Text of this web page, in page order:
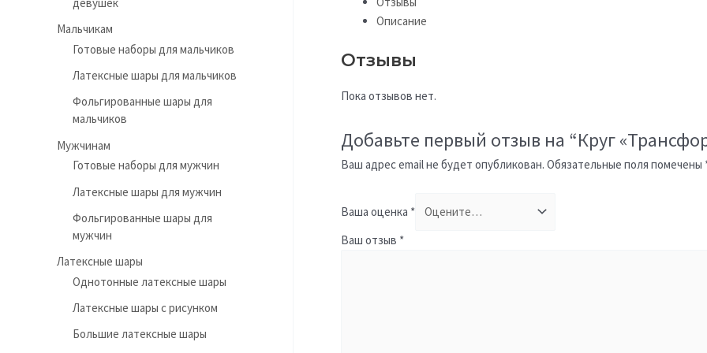
Мальчикам
Готовые наборы для мальчиков
Латексные шары для мальчиков
Фольгированные шары для
мальчиков
Мужчинам
Готовые наборы для мужчин
Латексные шары для мужчин
Фольгированные шары для
мужчин
Латексные шары
Однотонные латексные шары
Латексные шары с рисунком
Большие латексные шары
Описание
Отзывы
Пока отзывов нет.
Добавьте первый отзыв на “Круг
Ваш адрес email не будет опубликован. Обязательные поля помечены
Ваша оценка *
Ваш отзыв *